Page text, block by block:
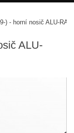
) - horní nosič ALU-
ALU-